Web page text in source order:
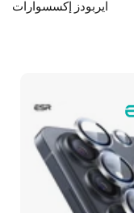
ايربودز إكسسوارات